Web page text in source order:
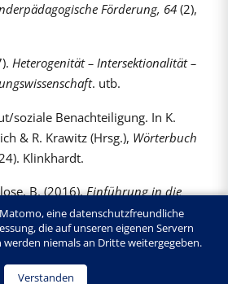
Förderung, 64 (2),
Heterogenität – Intersektionalität –
. utb.
soziale Benachteiligung. In K.
& R. Krawitz (Hrsg.), Wörterbuch
Klinkhardt.
B. (2016).Einführung in die
Mit zahlreichen
eine datenschutzfreundliche
die auf unseren eigenen Servern
niemals an Dritte weitergegeben.
Verstanden